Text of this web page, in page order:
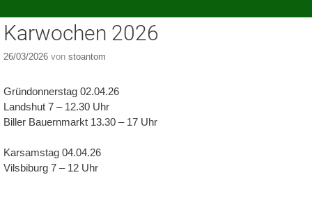
Karwochen 2026
26/03/2026 von stoantom
Gründonnerstag 02.04.26
Landshut 7 – 12.30 Uhr
Biller Bauernmarkt 13.30 – 17 Uhr
Karsamstag 04.04.26
Vilsbiburg 7 – 12 Uhr